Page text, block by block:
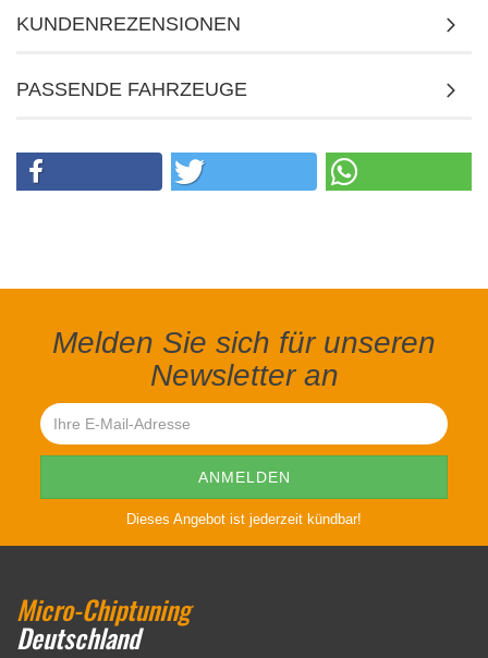
KUNDENREZENSIONEN
PASSENDE FAHRZEUGE
Melden Sie sich für unseren
Newsletter an
Dieses Angebot ist jederzeit kündbar!
Micro-Chiptuning
Deutschland